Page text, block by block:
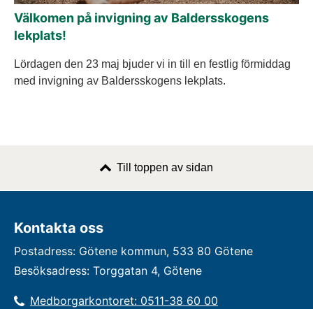
Välkomen på invigning av Baldersskogens
lekplats!
Lördagen den 23 maj bjuder vi in till en festlig förmiddag
med invigning av Baldersskogens lekplats.
Till toppen av sidan
Kontakta oss
Postadress: Götene kommun, 533 80 Götene
Besöksadress: Torggatan 4, Götene
Medborgarkontoret: 0511-38 60 00